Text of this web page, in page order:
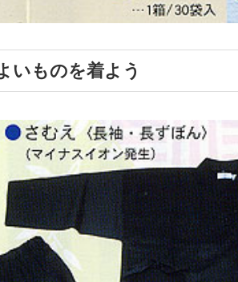
いものを着よう